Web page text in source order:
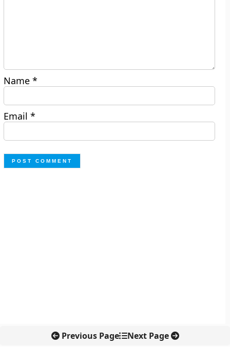
Name*
Email*
Previous Page Next Page